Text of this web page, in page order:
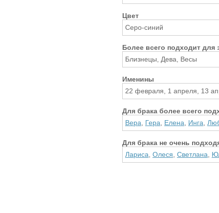
Цвет
Серо-синий
Более всего подходит для
Близнецы, Дева, Весы
Именины
22 февраля, 1 апреля, 13
Для брака более всего
Вера
Гера Елена Инга
Для брака не очень
Лариса Олеся Светлана